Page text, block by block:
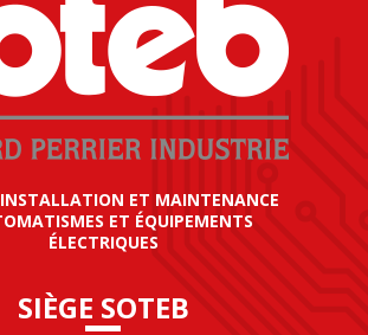
INSTALLATION ET MAINTENANCE
ET ÉQUIPEMENTS
ÉLECTRIQUES
SIÈGE SOTEB